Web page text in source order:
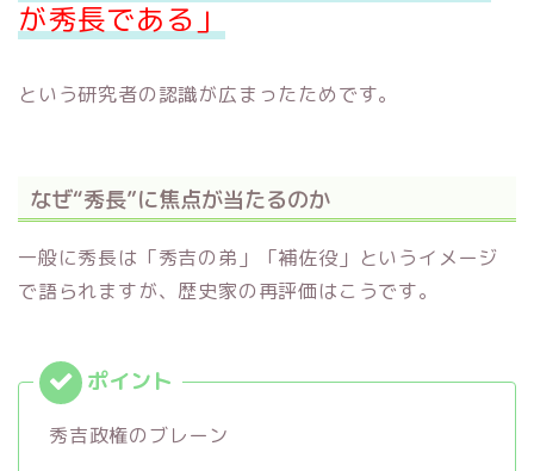
が秀長である」
という研究者の認識が広まったためです。
なぜ“秀長”に焦点が当たるのか
一般に秀長は「秀吉の弟」「補佐役」というイメージ
で語られますが、歴史家の再評価はこうです。
秀吉政権のブレーン